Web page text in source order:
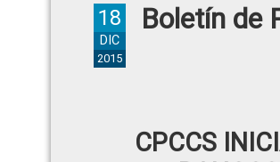
Ciudadana
Control
Boletín de
18
DIC
2015
CPCCS